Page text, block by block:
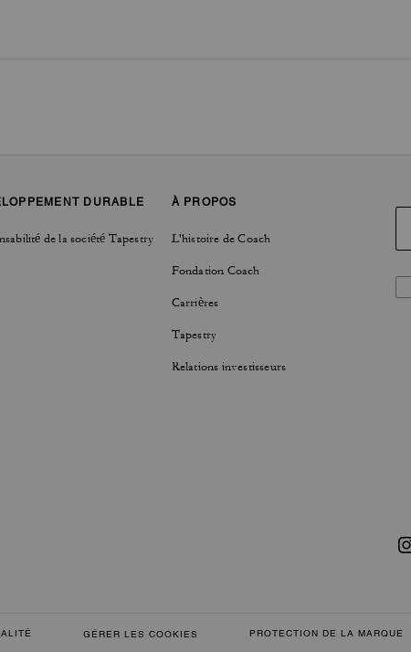
DURABLE
de la société Tapestry
À PROPOS
L'histoire de Coach
Fondation Coach
Carrières
Tapestry
Relations investisseurs
GÉRER LES COOKIES PROTECTION DE LA MARQUE